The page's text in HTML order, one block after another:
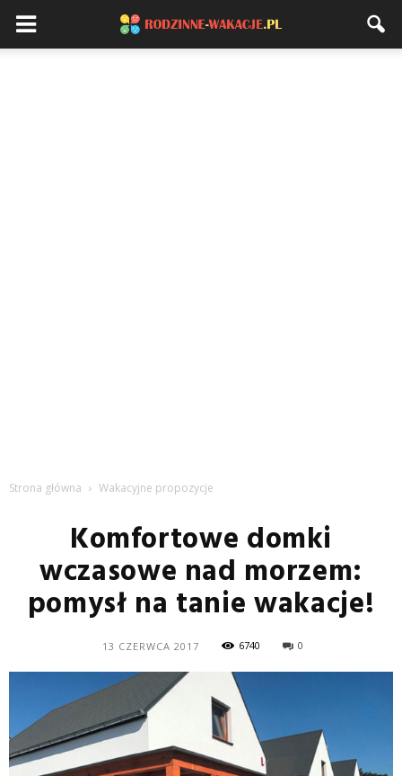
Strona główna Wakacyjne propozycje
Komfortowe domki
wczasowe nad morzem:
pomysł na tanie wakacje!
13 CZERWCA 2017 6740 0